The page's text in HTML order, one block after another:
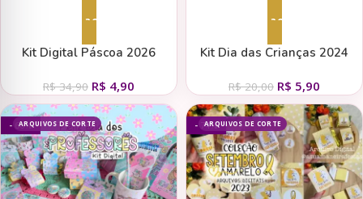
Adicionar ao carrinho
Kit Digital Páscoa 2026
R$34,90 R$ 4,90
Adicionar ao carrinho
Kit Dia das Crianças 2024
R$20,00 R$ 5,90
ARQUIVOS DE CORTE
- 66% ARQUIVOS DE CORTE
- 74%